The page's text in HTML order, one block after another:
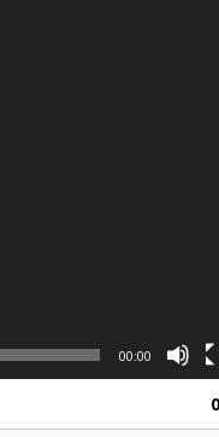
00:00